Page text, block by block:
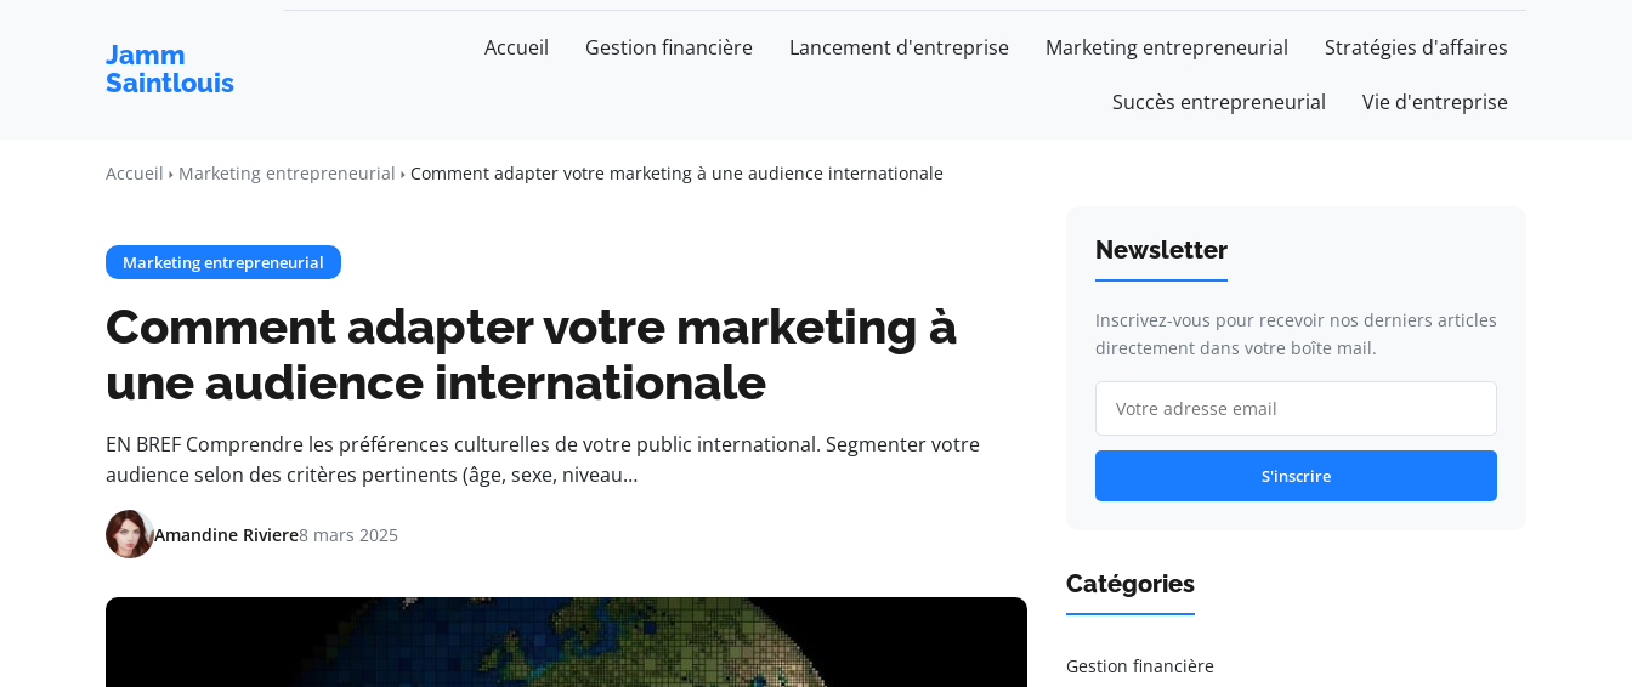
Jamm
Saintlouis
Accueil Gestion financière Lancement d'entreprise Marketing entrepreneurial Stratégies d'affaires
Succès entrepreneurial Vie d'entreprise
Accueil Marketing entrepreneurial Comment adapter votre marketing à une audience internationale
Marketing entrepreneurial
Comment adapter votre marketing à
une audience internationale
EN BREF Comprendre les préférences culturelles de votre public international. Segmenter votre
audience selon des critères pertinents (âge, sexe, niveau…
Amandine Riviere8 mars 2025
Newsletter
Inscrivez-vous pour recevoir nos derniers articles
directement dans votre boîte mail.
S'inscrire
Catégories
Gestion financière